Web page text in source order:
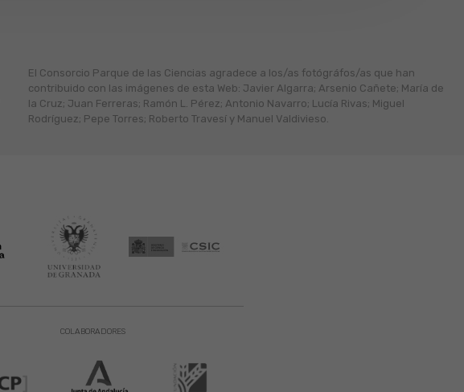
El Consorcio Parque de las Ciencias agradece a los/as fotógráfos/as que han
contribuido con las imágenes de esta Web: Javier Algarra; Arsenio Cañete; María de
la Cruz; Juan Ferreras; Ramón L. Pérez; Antonio Navarro; Lucía Rivas; Miguel
Rodríguez; Pepe Torres; Roberto Travesí y Manuel Valdivieso.
COLABORADORES